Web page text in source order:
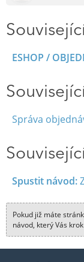
ESHOP /
Správa
Spustit návod:
Pokud již máte
návod, který Vás